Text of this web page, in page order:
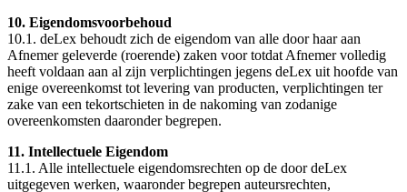
10. Eigendomsvoorbehoud
10.1. deLex behoudt zich de eigendom van alle door haar aan
Afnemer geleverde (roerende) zaken voor totdat Afnemer volledig
heeft voldaan aan al zijn verplichtingen jegens deLex uit hoofde van
enige overeenkomst tot levering van producten, verplichtingen ter
zake van een tekortschieten in de nakoming van zodanige
overeenkomsten daaronder begrepen.
11. Intellectuele Eigendom
11.1. Alle intellectuele eigendomsrechten op de door deLex
uitgegeven werken, waaronder begrepen auteursrechten,